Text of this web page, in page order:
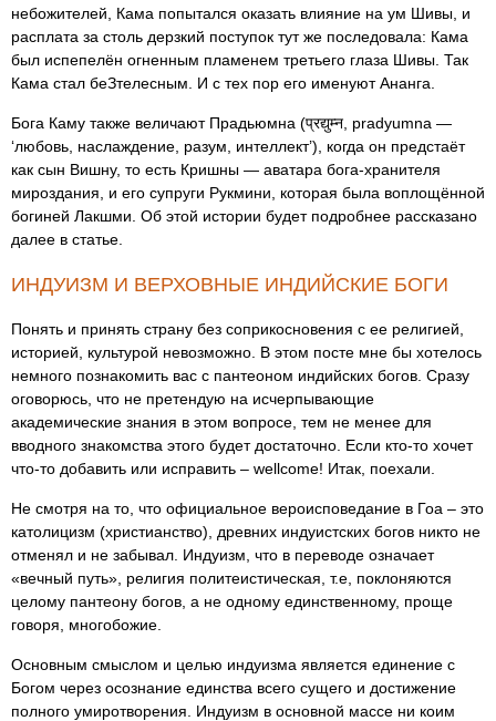
небожителей, Кама попытался оказать влияние на ум Шивы, и
расплата за столь дерзкий поступок тут же последовала: Кама
был испепелён огненным пламенем третьего глаза Шивы. Так
Кама стал беЗтелесным. И с тех пор его именуют Ананга.
Бога Каму также величают Прадьюмна (प्रद्युम्न, pradyumna —
‘любовь, наслаждение, разум, интеллект’), когда он предстаёт
как сын Вишну, то есть Кришны — аватара бога-хранителя
мироздания, и его супруги Рукмини, которая была воплощённой
богиней Лакшми. Об этой истории будет подробнее рассказано
далее в статье.
ИНДУИЗМ И ВЕРХОВНЫЕ ИНДИЙСКИЕ БОГИ
Понять и принять страну без соприкосновения с ее религией,
историей, культурой невозможно. В этом посте мне бы хотелось
немного познакомить вас с пантеоном индийских богов. Сразу
оговорюсь, что не претендую на исчерпывающие
академические знания в этом вопросе, тем не менее для
вводного знакомства этого будет достаточно. Если кто-то хочет
что-то добавить или исправить – wellcome! Итак, поехали.
Не смотря на то, что официальное вероисповедание в Гоа – это
католицизм (христианство), древних индуистских богов никто не
отменял и не забывал. Индуизм, что в переводе означает
«вечный путь», религия политеистическая, т.е, поклоняются
целому пантеону богов, а не одному единственному, проще
говоря, многобожие.
Основным смыслом и целью индуизма является единение с
Богом через осознание единства всего сущего и достижение
полного умиротворения. Индуизм в основной массе ни коим